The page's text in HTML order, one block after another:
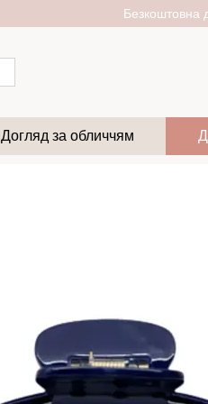
Безкоштовна
Догляд за обличчям